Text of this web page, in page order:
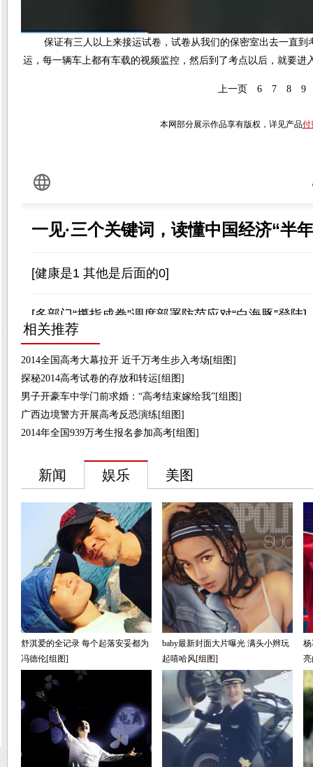
保证有三人以上来接运试卷，试卷从我们的保密室出去一直
运，每一辆车上都有车载的视频监控，然后到了考点以后，就要进
上一页 6 7 8 9
本网部分展示作品享有版权，详见产品付
相关推荐
2014全国高考大幕拉开 近千万考生步入考场[组图]
探秘2014高考试卷的存放和转运[组图]
男子开豪车中学门前求婚：“高考结束嫁给我”[组图]
广西边境警方开展高考反恐演练[组图]
2014年全国939万考生报名参加高考[组图]